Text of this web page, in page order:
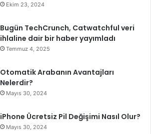
Ekim 23, 2024
Bugün TechCrunch, Catwatchful veri
ihlaline dair bir haber yayımladı
Temmuz 4, 2025
Otomatik Arabanın Avantajları
Nelerdir?
Mayıs 30, 2024
iPhone Ücretsiz Pil Değişimi Nasıl Olur?
Mayıs 30, 2024